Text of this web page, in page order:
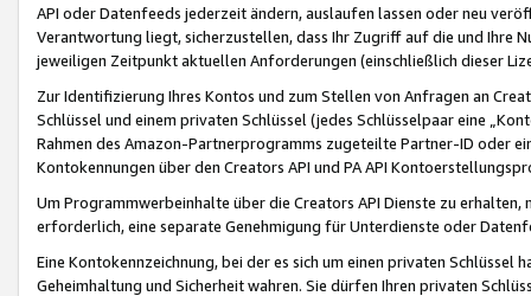
API oder Datenfeeds jederzeit ändern, auslaufen lassen oder neu
Verantwortung liegt, sicherzustellen, dass Ihr Zugriff auf die und Ihre
jeweiligen Zeitpunkt aktuellen Anforderungen (einschließlich dieser
Zur Identifizierung Ihres Kontos und zum Stellen von Anfragen an
Schlüssel und einem privaten Schlüssel (jedes Schlüsselpaar eine
Rahmen des Amazon-Partnerprogramms zugeteilte Partner-ID oder
Kontokennungen über den Creators API und PA API
Um Programmwerbeinhalte über die Creators API Dienste zu
erforderlich, eine separate Genehmigung für Unterdienste oder
Eine Kontokennzeichnung, bei der es sich um einen privaten
Geheimhaltung und Sicherheit wahren. Sie dürfen Ihren privaten